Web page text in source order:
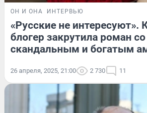
ОН И ОНА ИНТЕРВЬЮ
«Русские не интересуют».
блогер закрутила роман со
скандальным и богатым
26 апреля, 2025, 21:00 2 730 11